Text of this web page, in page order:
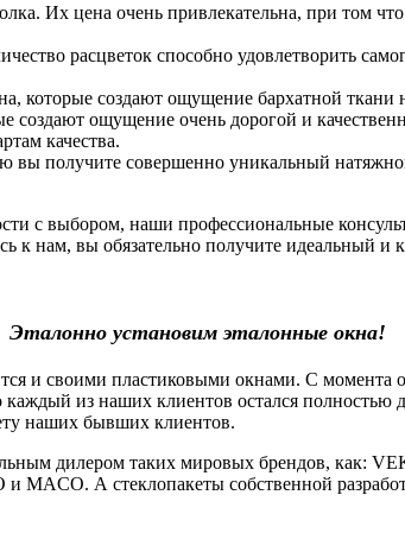
Их цена очень привлекательна, при том
расцветок способно удовлетворить
которые создают ощущение бархатной ткани
ощущение очень дорогой и
качества.
вы получите совершенно уникальный
с выбором, наши профессиональные
нам, вы обязательно получите идеальный и
Эталонно установим эталонные окна!
и своими пластиковыми окнами. С момента
из наших клиентов остался
наших бывших клиентов.
дилером таких мировых брендов, как:
MACO. А стеклопакеты собственной